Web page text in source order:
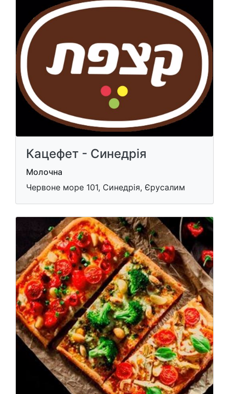
Кацефет - Синедрія
Молочна
Червоне море 101, Синедрія, Єрусалим